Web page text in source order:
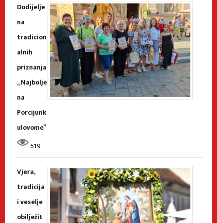
Dodijelje
na
tradicion
alnih
priznanja
„Najbolje
na
Porcijunk
ulovome”
519
Vjera,
tradicija
i veselje
obilježit